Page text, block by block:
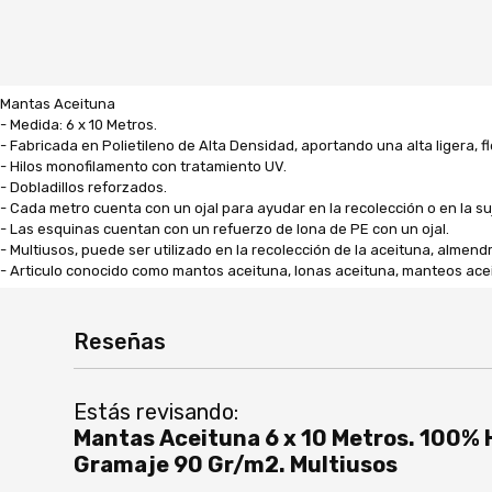
Mantas Aceituna
- Medida: 6 x 10 Metros.
- Fabricada en Polietileno de Alta Densidad, aportando una alta ligera,
- Hilos monofilamento con tratamiento UV.
- Dobladillos reforzados.
- Cada metro cuenta con un ojal para ayudar en la recolección o en la
- Las esquinas cuentan con un refuerzo de lona de PE con un ojal.
- Multiusos, puede ser utilizado en la recolección de la aceituna,
- Articulo conocido como mantos aceituna, lonas aceituna, manteos
Reseñas
Estás revisando:
Mantas Aceituna 6 x 10 Metros. 100%
Gramaje 90 Gr/m2. Multiusos